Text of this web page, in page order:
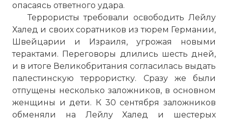
опасаясь ответного удара.
Террористы требовали освободить Лейлу
Халед и своих соратников из тюрем Германии,
Швейцарии и Израиля, угрожая новыми
терактами. Переговоры длились шесть дней,
и в итоге Великобритания согласилась выдать
палестинскую террористку. Сразу же были
отпущены несколько заложников, в основном
женщины и дети. К 30 сентября заложников
обменяли на Лейлу Халед и шестерых
☓